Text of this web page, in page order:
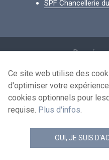
SPF Chancellerie
Données
Conditions
© 2026 -
Ce site web utilise des
d'optimiser votre
cookies optionnels pour
requise. Plus d'infos.
OUI, JE SUIS